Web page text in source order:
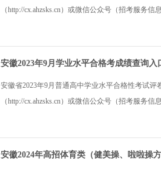
（http://cx.ahzsks.cn）或微信公众号（招考服务信
安徽2023年9月学业水平合格考成绩查询
安徽省2023年9月普通高中学业水平合格性考试
（http://cx.ahzsks.cn）或微信公众号（招考服务信
安徽2024年高招体育类（健美操、啦啦操